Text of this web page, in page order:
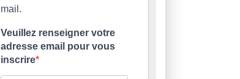
mail.
Veuillez renseigner votre
adresse email pour vous
inscrire